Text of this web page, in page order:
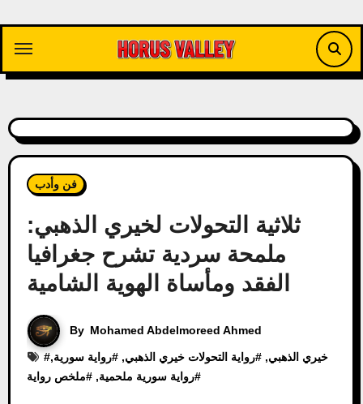
content
فن وأدب
ثلاثية التحولات لخيري الذهبي:
ملمحة سردية تشرح جغرافيا
الفقد ومأساة الهوية الشامية
By Mohamed Abdelmoreed Ahmed
# خيري الذهبي, #رواية التحولات خيري الذهبي, #رواية سورية,
#رواية سورية ملحمية, #ملخص رواية